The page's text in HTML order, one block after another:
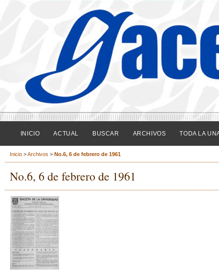
INICIO ACTUAL BUSCAR ARCHIVOS TODA LA
Inicio >Archivos > No.6, 6 de febrero de 1961
No.6, 6 de febrero de 1961